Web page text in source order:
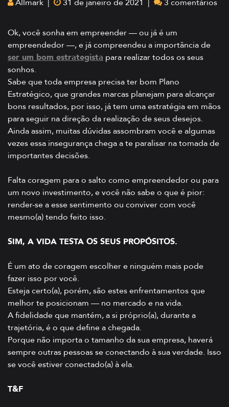
Allmark | 31 de janeiro de 2021 | 3 comentários
Ok, você sonha em empreender — ou já é um
empreendedor —, e já compreendeu a importância de
ser um bom estrategista para realizar todos os seus
sonhos.
Sabe que toda empresa precisa ter bom Plano
Estratégico, que grandes marcas planejam para alcançar
bons resultados, por isso, já tem uma estratégia em mãos
para seguir na direção da realização de seus desejos.
Ainda assim, muitas dúvidas assombram você e algumas
vezes essa insegurança chega a te paralisar na tomada de
importantes decisões.
Falta coragem para o salto como empreendedor ou para
um novo investimento, e você não sabe o que é pior:
render-se a esse sentimento ou conviver com você
mesmo(a) tendo feito isso.
SIM, A VIDA TESTA OS SEUS PROPÓSITOS.
É um ato de coragem escolher e ninguém mais pode
fazer isso por você.
Esteja certo(a), porém, são estes enfrentamentos que
melhor te posicionam — no mercado e na vida.
A fidelidade que mantém, a si próprio(a), durante a
trajetória, é o que define a chegada.
Porque não importa o tamanho da sua empresa, haverá
sempre outras pessoas se conectando à sua verdade. Isso
se você estiver conectado(a) à ela.
T&F